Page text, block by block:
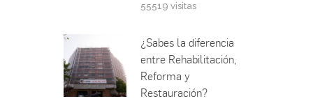
55519 visitas
¿Sabes la diferencia
entre Rehabilitación,
Reforma y
Restauración?